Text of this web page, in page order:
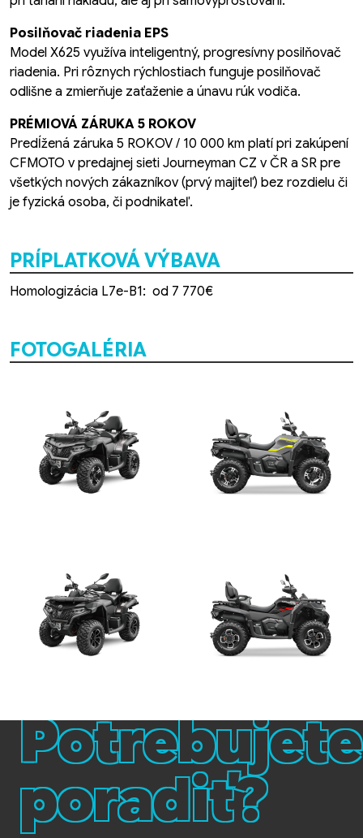
Posilňovač riadenia EPS
Model X625 využíva inteligentný, progresívny posilňovač
riadenia. Pri rôznych rýchlostiach funguje posilňovač
odlišne a zmierňuje zaťaženie a únavu rúk vodiča.
PRÉMIOVÁ ZÁRUKA 5 ROKOV
Predĺžená záruka 5 ROKOV / 10 000 km platí pri zakúpení
CFMOTO v predajnej sieti Journeyman CZ v ČR a SR pre
všetkých nových zákazníkov (prvý majiteľ) bez rozdielu či
je fyzická osoba, či podnikateľ.
PRÍPLATKOVÁ VÝBAVA
Homologizácia L7e-B1: od 7 770€
FOTOGALÉRIA
Potrebujete
poradiť?